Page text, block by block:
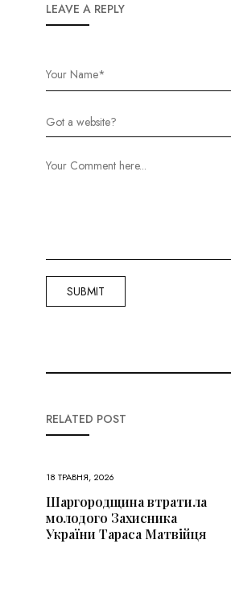
LEAVE A REPLY
RELATED POST
18 ТРАВНЯ, 2026
Шаргородщина втратила
молодого Захисника
України Тараса Матвійця